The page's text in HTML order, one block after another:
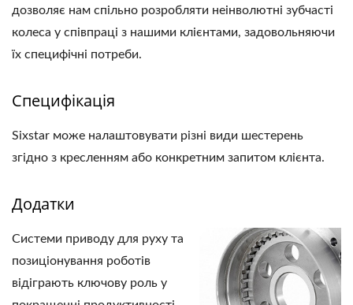
дозволяє нам спільно розробляти неінволютні зубчасті
колеса у співпраці з нашими клієнтами, задовольняючи
їх специфічні потреби.
Специфікація
Sixstar може налаштовувати різні види шестерень
згідно з кресленням або конкретним запитом клієнта.
Додатки
Системи приводу для руху та
позиціонування роботів
відіграють ключову роль у